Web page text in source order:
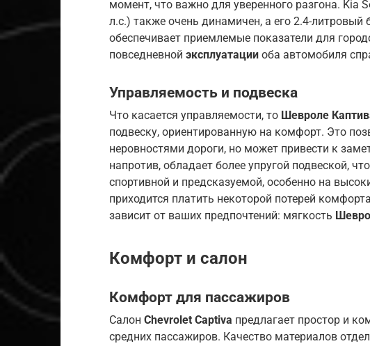
момент, что важно для уверенного разгона. Kia
л.с.) также очень динамичен, а его 2.4-литровый
обеспечивает приемлемые показатели для
повседневной эксплуатации оба автомобиля
Управляемость и подвеска
Что касается управляемости, то Шевроле
подвеску, ориентированную на комфорт. Это
неровностями дороги, но может привести к
напротив, обладает более упругой подвеской,
спортивной и предсказуемой, особенно на
приходится платить некоторой потерей
зависит от ваших предпочтений: мягкость
Комфорт и салон
Комфорт для пассажиров
Салон Chevrolet Captiva предлагает простор и
средних пассажиров. Качество материалов